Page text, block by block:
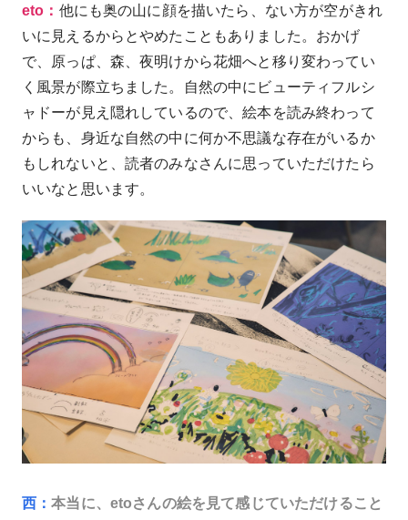
eto： 他にも奥の山に顔を描いたら、ない方が空がきれ
いに見えるからとやめたこともありました。おかげ
で、原っぱ、森、夜明けから花畑へと移り変わってい
く風景が際立ちました。自然の中にビューティフルシ
ャドーが見え隠れしているので、絵本を読み終わって
からも、身近な自然の中に何か不思議な存在がいるか
もしれないと、読者のみなさんに思っていただけたら
いいなと思います。
西：本当に、etoさんの絵を見て感じていただけること